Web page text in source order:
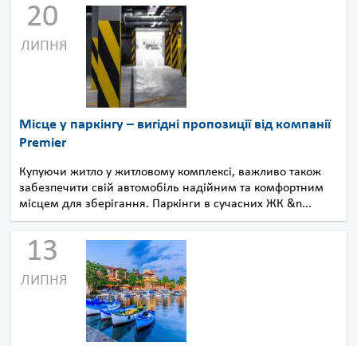
20
ЛИПНЯ
Місце у паркінгу – вигідні пропозиції від компанії
Premier
Купуючи житло у житловому комплексі, важливо також
забезпечити свій автомобіль надійним та комфортним
місцем для зберігання. Паркінги в сучасних ЖК &n...
13
ЛИПНЯ